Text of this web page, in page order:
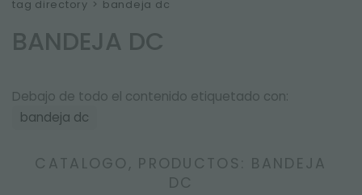
RESULTADOS DE LA BÚSQUEDA:
tag directory > bandeja dc
BANDEJA DC
Debajo de todo el contenido etiquetado con:
bandeja dc
CATALOGO, PRODUCTOS: BANDEJA
DC